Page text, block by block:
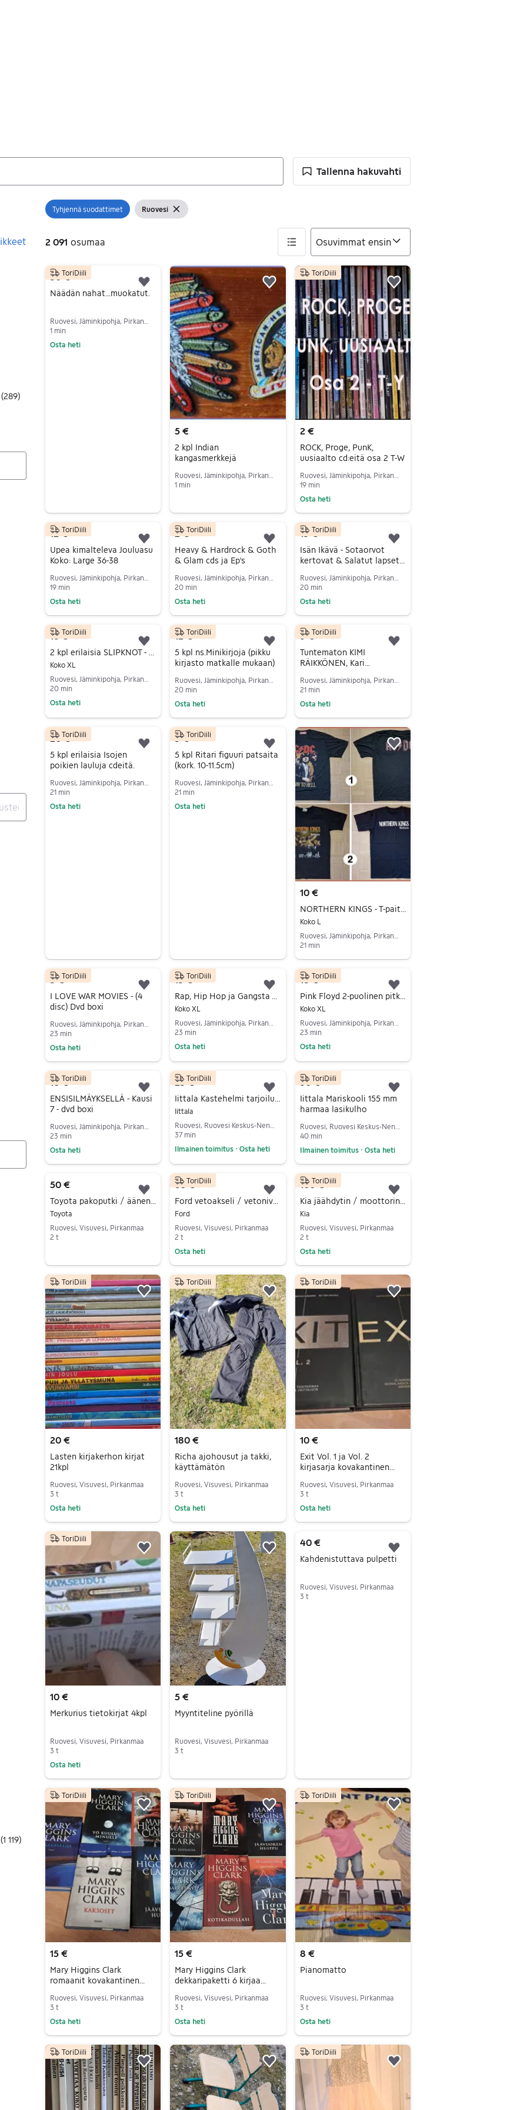
Tallenna hakuvahti
(289)
(1 119)
Avaa suodatin
Tyhjennä suodattimet Näytä suodattimet
Ruovesi Tyhjennä suodatin
2 091 osumaa
2091 tulos(ta)
50 €
Näädän nahat...muokatut.
Ruovesi, Jäminkipohja, Pirkanmaa
1 min
Osta heti
ToriDiili
Lisää suosikiksi.
5 €
2 kpl Indian
kangasmerkkejä
1 min
Lisää suosikiksi.
2 €
ROCK, Proge, PunK,
uusiaalto cd:eitä osa 2 T-W
Ruovesi, Jäminkipohja, Pirkanmaa
19 min
Osta heti
ToriDiili
Lisää suosikiksi.
12 €
Upea kimalteleva Jouluasu
Koko: Large 36-38
Ruovesi, Jäminkipohja, Pirkanmaa
19 min
Osta heti
ToriDiili
Lisää suosikiksi.
2 €
Heavy & Hardrock & Goth
& Glam cds ja Ep's
20 min
Osta heti
ToriDiili
Lisää suosikiksi.
15 €
Isän Ikävä - Sotaorvot
kertovat & Salatut lapset -
Ruovesi, Jäminkipohja, Pirkanmaa
20 min
Osta heti
ToriDiili
16 €
Koko XL
Ruovesi, Jäminkipohja, Pirkanmaa
20 min
Osta heti
ToriDiili
Lisää suosikiksi.
Siirry ilmoitukseen
12 €
5 kpl ns.Minikirjoja (pikku
kirjasto matkalle mukaan)
20 min
Osta heti
ToriDiili
Lisää suosikiksi.
3 €
Tuntematon KIMI
RÄIKKÖNEN, Kari
Ruovesi, Jäminkipohja, Pirkanmaa
21 min
Osta heti
ToriDiili
20 €
5 kpl erilaisia Isojen
poikien lauluja cdeitä.
Ruovesi, Jäminkipohja, Pirkanmaa
21 min
Osta heti
ToriDiili
Lisää suosikiksi.
5 €
5 kpl Ritari figuuri patsaita
(kork. 10-11.5cm)
21 min
Osta heti
ToriDiili
Lisää suosikiksi.
10 €
Koko L
Ruovesi, Jäminkipohja, Pirkanmaa
21 min
Lisää suosikiksi.
5 €
I LOVE WAR MOVIES - (4
disc) Dvd boxi
Ruovesi, Jäminkipohja, Pirkanmaa
23 min
Osta heti
ToriDiili
Lisää suosikiksi.
15 €
Koko XL
23 min
Osta heti
ToriDiili
Lisää suosikiksi.
Siirry ilmoitukseen
18 €
Pink Floyd 2-puolinen pitkähihapaita Koko: XL (L/XL)
Koko XL
Ruovesi, Jäminkipohja, Pirkanmaa
23 min
Osta heti
ToriDiili
Siirry ilmoitukseen
10 €
ENSISILMÄYKSELLÄ - Kausi
7 - dvd boxi
Ruovesi, Jäminkipohja, Pirkanmaa
23 min
Osta heti
ToriDiili
Lisää suosikiksi.
25 €
Iittala
37 min
Ilmainen toimitus • Osta heti
ToriDiili
Lisää suosikiksi.
Siirry ilmoitukseen
30 €
Iittala Mariskooli 155 mm
harmaa lasikulho
Ruovesi, Ruovesi Keskus-Nenonen, Pirkanmaa
40 min
Ilmainen toimitus
• Osta heti
ToriDiili
50 €
Toyota pakoputki / äänenvaimennin
Toyota
Ruovesi, Visuvesi, Pirkanmaa
2 t
Lisää suosikiksi.
60 €
Ford
Ruovesi, Visuvesi, Pirkanmaa
2 t
Osta heti
ToriDiili
Lisää suosikiksi.
100 €
Kia jäähdytin / moottorin jäähdyttimen kenno
Kia
Ruovesi, Visuvesi, Pirkanmaa
2 t
Osta heti
ToriDiili
20 €
Lasten kirjakerhon kirjat
21kpl
Ruovesi, Visuvesi, Pirkanmaa
3 t
Osta heti
ToriDiili
Lisää suosikiksi.
180 €
Richa ajohousut ja takki,
käyttämätön
Ruovesi, Visuvesi, Pirkanmaa
3 t
Osta heti
ToriDiili
Lisää suosikiksi.
10 €
Exit Vol. 1 ja Vol. 2
kirjasarja kovakantinen
Ruovesi, Visuvesi, Pirkanmaa
3 t
Osta heti
ToriDiili
Lisää suosikiksi.
10 €
Merkurius tietokirjat 4kpl
Ruovesi, Visuvesi, Pirkanmaa
3 t
Osta heti
ToriDiili
Lisää suosikiksi.
5 €
Myyntiteline pyörillä
Ruovesi, Visuvesi, Pirkanmaa
3 t
Lisää suosikiksi.
40 €
Kahdenistuttava pulpetti
Ruovesi, Visuvesi, Pirkanmaa
3 t
15 €
Mary Higgins Clark
romaanit kovakantinen
Ruovesi, Visuvesi, Pirkanmaa
3 t
Osta heti
ToriDiili
Lisää suosikiksi.
15 €
Mary Higgins Clark
dekkaripaketti 6 kirjaa
Ruovesi, Visuvesi, Pirkanmaa
3 t
Osta heti
ToriDiili
Lisää suosikiksi.
8 €
Pianomatto
Ruovesi, Visuvesi, Pirkanmaa
3 t
Osta heti
ToriDiili
Lisää suosikiksi.
ToriDiili
Lisää suosikiksi. Lisää suosikiksi.
ToriDiili